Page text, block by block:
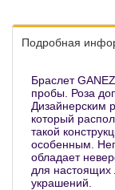
Подробная
Браслет
пробы. Роза
Дизайнерским
который
такой
особенным.
обладает
для настоящих
украшений.